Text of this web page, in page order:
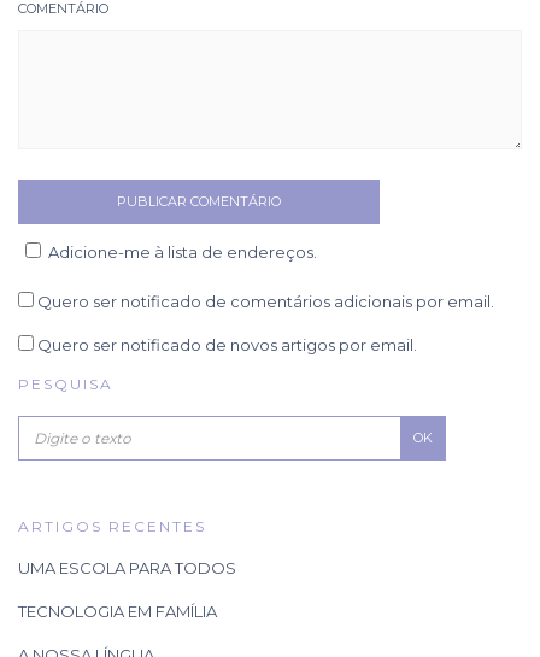
COMENTÁRIO
Adicione-me à lista de endereços.
Quero ser notificado de comentários adicionais por email.
Quero ser notificado de novos artigos por email.
PESQUISA
OK
ARTIGOS RECENTES
UMA ESCOLA PARA TODOS
TECNOLOGIA EM FAMÍLIA